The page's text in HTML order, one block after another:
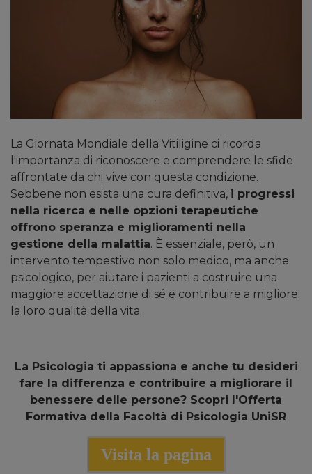
La Giornata Mondiale della Vitiligine ci ricorda
l'importanza di riconoscere e comprendere le sfide
affrontate da chi vive con questa condizione.
Sebbene non esista una cura definitiva, i progressi
nella ricerca e nelle opzioni terapeutiche
offrono speranza e miglioramenti nella
gestione della malattia. È essenziale, però, un
intervento tempestivo non solo medico, ma anche
psicologico, per aiutare i pazienti a costruire una
maggiore accettazione di sé e contribuire a migliore
la loro qualità della vita.
La Psicologia ti appassiona e anche tu desideri
fare la differenza e contribuire a migliorare il
benessere delle persone? Scopri l'Offerta
Formativa della Facoltà di Psicologia UniSR
Visita la pagina